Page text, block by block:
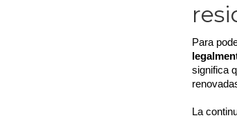
Para
significa
La